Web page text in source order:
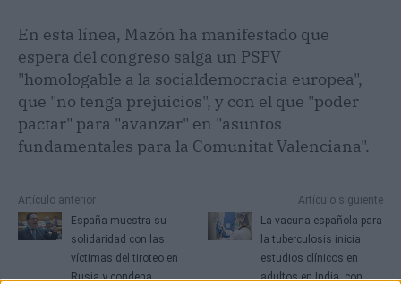
En esta línea, Mazón ha manifestado que
espera del congreso salga un PSPV
"homologable a la socialdemocracia europea",
que "no tenga prejuicios", y con el que "poder
pactar" para "avanzar" en "asuntos
fundamentales para la Comunitat Valenciana".
Artículo anterior
España muestra su
solidaridad con las
víctimas del tiroteo en
Rusia y condena
Artículo siguiente
La vacuna española para
la tuberculosis inicia
estudios clínicos en
adultos en India, con